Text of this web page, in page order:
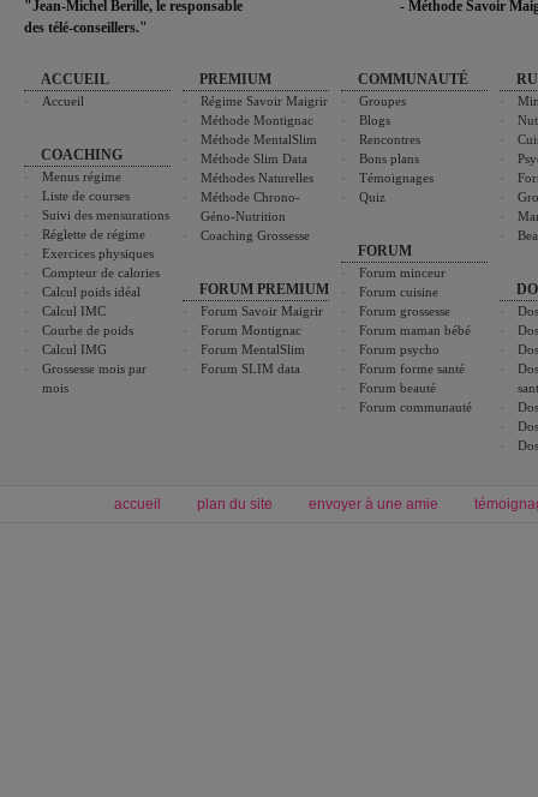
"Jean-Michel Berille, le responsable
des télé-conseillers."
- Méthode Savoir
ACCUEIL
Accueil
COACHING
Menus régime
Liste de courses
Suivi des mensurations
Réglette de régime
Exercices physiques
Compteur de calories
Calcul poids idéal
Calcul IMC
Courbe de poids
Calcul IMG
Grossesse mois par
mois
PREMIUM
Régime Savoir Maigrir
Méthode Montignac
Méthode MentalSlim
Méthode Slim Data
Méthodes Naturelles
Méthode Chrono-
Géno-Nutrition
Coaching Grossesse
FORUM PREMIUM
Forum Savoir Maigrir
Forum Montignac
Forum MentalSlim
Forum SLIM data
COMMUNAUTÉ
Groupes
Blogs
Rencontres
Bons plans
Témoignages
Quiz
FORUM
Forum minceur
Forum cuisine
Forum grossesse
Forum maman bébé
Forum psycho
Forum forme santé
Forum beauté
Forum communauté
accueil plan du site envoyer à une amie